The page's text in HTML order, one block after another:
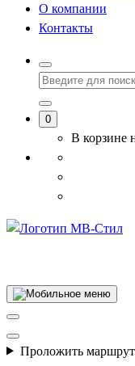
О компании
Контакты
0
В корзине
Проложить маршрут